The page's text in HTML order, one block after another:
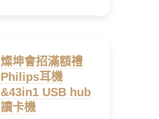
燦坤會招滿額禮
Philips耳機
&43in1 USB hub
讀卡機